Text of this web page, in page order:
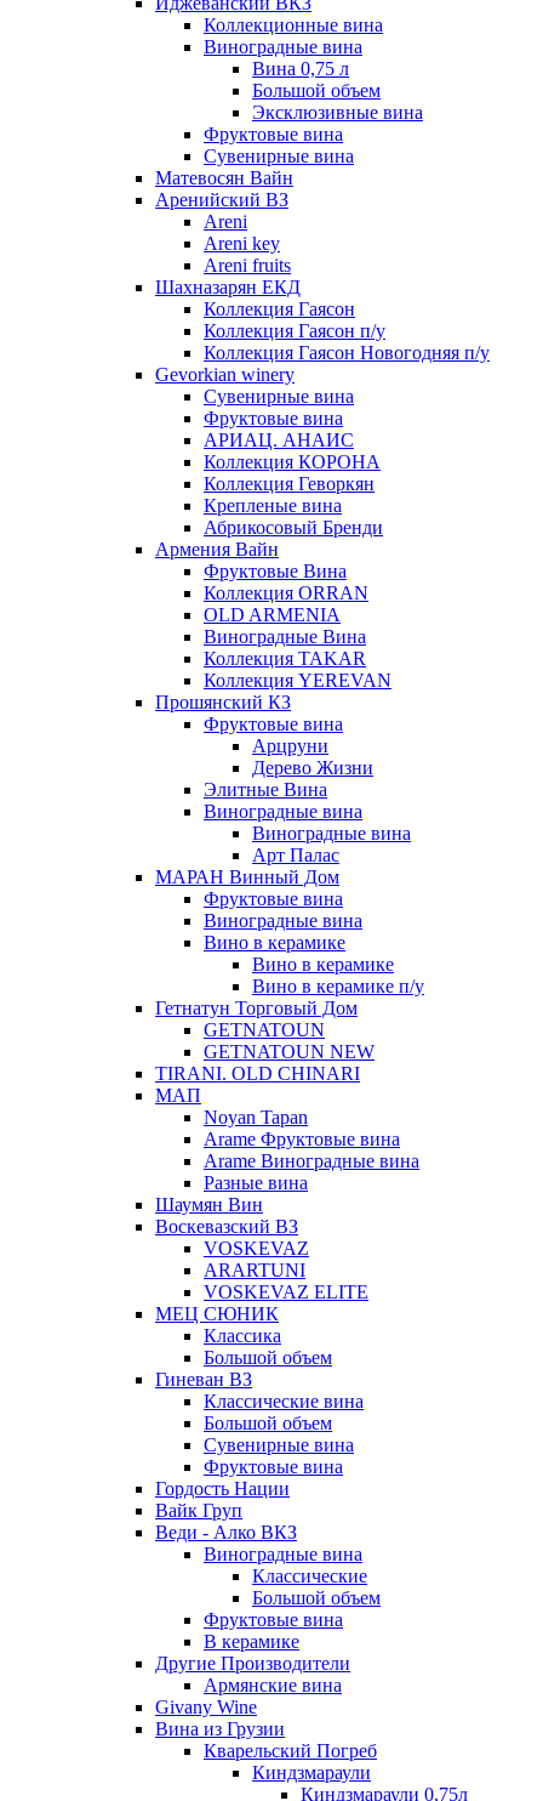
Коллекционные вина
Виноградные вина
Вина 0,75 л
Большой объем
Эксклюзивные вина
Фруктовые вина
Cувенирные вина
Матевосян Вайн
Аренийский ВЗ
Areni
Areni key
Areni fruits
Шахназарян ЕКД
Коллекция Гаясон
Коллекция Гаясон п/у
Коллекция Гаясон Новогодняя п/у
Gevorkian winery
Сувенирные вина
Фруктовые вина
АРИАЦ. АНАИС
Коллекция КОРОНА
Коллекция Геворкян
Крепленые вина
Абрикосовый Бренди
Армения Вайн
Фруктовые Вина
Коллекция ORRAN
OLD ARMENIA
Виноградные Вина
Коллекция TAKAR
Коллекция YEREVAN
Прошянский КЗ
Фруктовые вина
Арцруни
Дерево Жизни
Элитные Вина
Виноградные вина
Виноградные вина
Арт Палас
МАРАН Винный Дом
Фруктовые вина
Виноградные вина
Вино в керамике
Вино в керамике
Вино в керамике п/у
Гетнатун Торговый Дом
GETNATOUN
GETNATOUN NEW
TIRANI. OLD CHINARI
МАП
Noyan Tapan
Arame Фруктовые вина
Arame Виноградные вина
Разные вина
Шаумян Вин
Воскевазский ВЗ
VOSKEVAZ
ARARTUNI
VOSKEVAZ ELITE
МЕЦ СЮНИК
Классика
Большой объем
Гиневан ВЗ
Классические вина
Большой объем
Сувенирные вина
Фруктовые вина
Гордость Нации
Вайк Груп
Веди - Алко ВКЗ
Виноградные вина
Классические
Большой объем
Фруктовые вина
В керамике
Другие Производители
Армянские вина
Givany Wine
Вина из Грузии
Кварельский Погреб
Киндзмараули
Киндзмараули 0,75л